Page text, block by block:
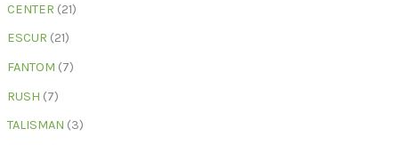
CENTER 21
ESCUR 21
FANTOM 7
RUSH 7
TALISMAN 3